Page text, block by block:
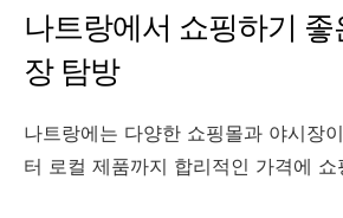
나트랑에서 쇼핑하기 좋
장 탐방
나트랑에는 다양한 쇼핑몰과 야시장
터 로컬 제품까지 합리적인 가격에